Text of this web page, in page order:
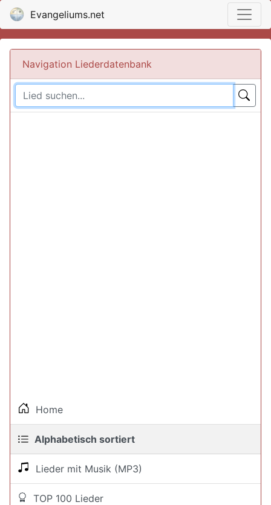
Evangeliums.net
Navigation Liederdatenbank
Home
Alphabetisch sortiert
Lieder mit Musik (MP3)
TOP 100 Lieder